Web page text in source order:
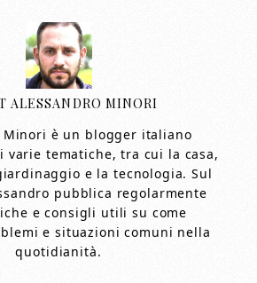
ALESSANDRO MINORI
Minori è un blogger italiano
varie tematiche, tra cui la casa,
e la tecnologia. Sul
pubblica regolarmente
e consigli utili su come
e situazioni comuni nella
quotidianità.